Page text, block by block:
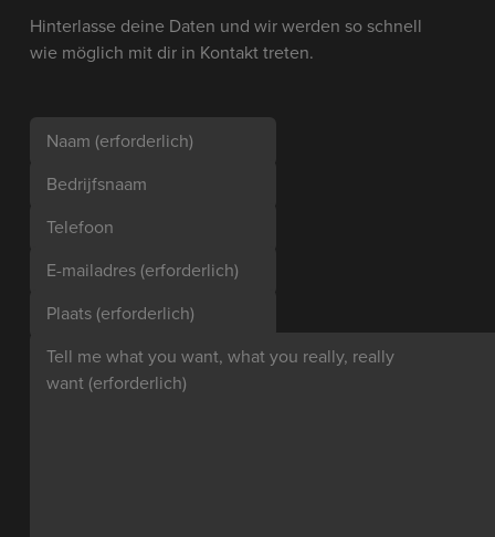
Hinterlasse deine Daten und wir werden so schnell
wie möglich mit dir in Kontakt treten.
Naam (erforderlich)
Bedrijfsnaam
Telefoon
E-mailadres (erforderlich)
Plaats (erforderlich)
Tell me what you want, what you really, really
want (erforderlich)